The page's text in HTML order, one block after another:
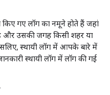
गए लॉग का नमूने होते हैं जहां
और उसकी जगह किसी शहर या
स्थायी लॉग में आपके बारे में
स्थायी लॉग में लॉग की गई